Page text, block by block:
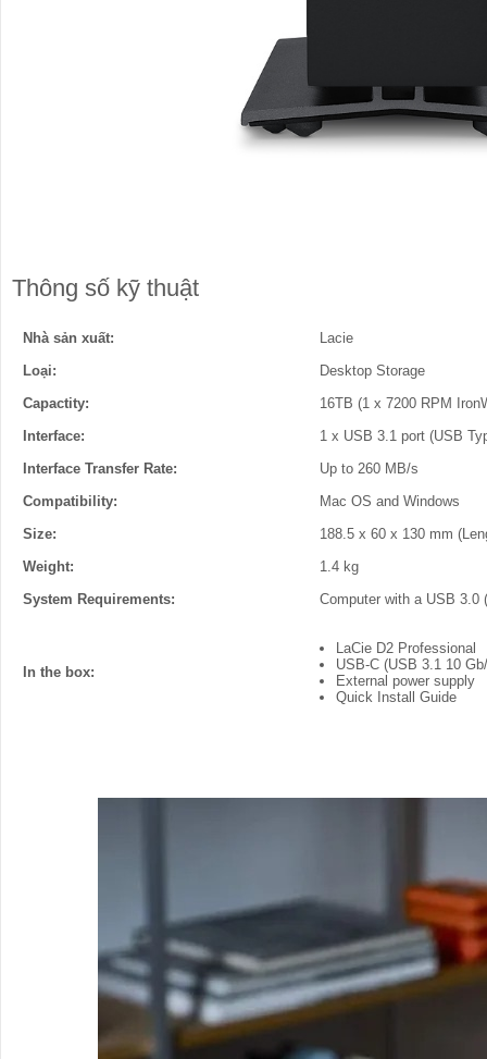
Thông số kỹ thuật
Nhà sản xuất:
Lacie
Loại:
Desktop Storage
Capactity:
16TB (1 x 7200 RPM
Interface:
1 x USB 3.1 port (USB
Interface Transfer Rate:
Up to 260 MB/s
Compatibility:
Mac OS and Windows
Size:
188.5 x 60 x 130 mm
Weight:
1.4 kg
System Requirements:
Computer with a USB 3.0
In the box:
LaCie D2 Professional
USB-C (USB 3.1 10
External power supply
Quick Install Guide